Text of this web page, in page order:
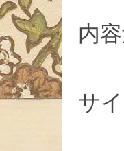
内
サ